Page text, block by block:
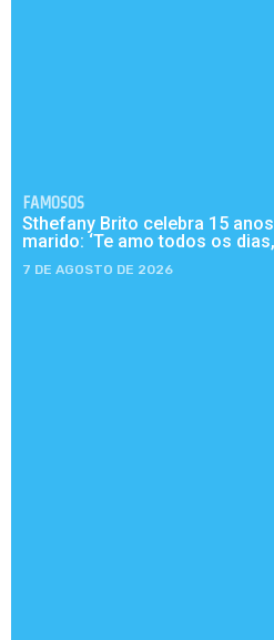
FAMOSOS
Sthefany Brito celebra 15
marido: ‘Te amo todos os
7 DE AGOSTO DE 2026